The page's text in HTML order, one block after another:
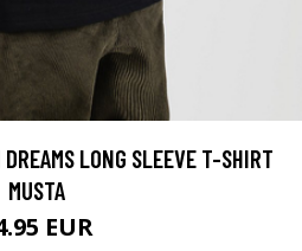
LONG SLEEVE T-SHIRT
MUSTA
EUR